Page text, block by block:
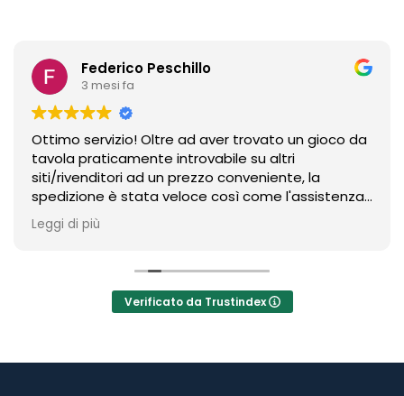
Federico Peschillo
3 mesi fa
Ottimo servizio! Oltre ad aver trovato un gioco da
tavola praticamente introvabile su altri
siti/rivenditori ad un prezzo conveniente, la
spedizione è stata veloce così come l'assistenza
per un ritocco ex-post sull'ordine. Un riferimento
sicuramente in ambito board gaming.
Leggi di più
Verificato da Trustindex